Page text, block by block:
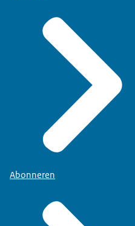
Abonneren